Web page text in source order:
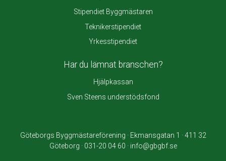
Stipendiet Byggmästaren
Teknikerstipendiet
Yrkesstipendiet
Har du lämnat branschen?
Hjälpkassan
Sven Steens understödsfond
Göteborgs Byggmästareförening · Ekmansgatan 1 · 411 32
Göteborg · 031-20 04 60 · info@gbgbf.se